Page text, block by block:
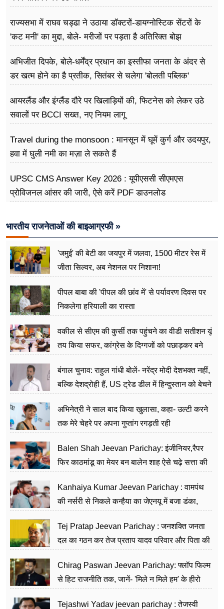
राज्यसभा में राघव चड्ढा ने उठाया डॉक्टरों-डायग्नोस्टिक सेंटरों के
'कट मनी' का मुद्दा, बोले- मरीजों पर पड़ता है अ​तिरिक्त बोझ
अभिजीत दिपके, बोले-धर्मेंद्र प्रधान का इस्तीफा जनता के अंदर से
डर खत्म होने का है प्रतीक, सितंबर से चलेगा 'बोलती पब्लिक'
आयरलैंड और इंग्लैंड दौरे पर खिलाड़ियों की, फिटनेस को लेकर उठे
सवालों पर BCCI सख्त, नए नियम लागू
Travel during the monsoon : मानसून में घूमें कुर्ग और उदयपुर,
हवा में घुली नमी का मज़ा ले सकते हैं
UPSC CMS Answer Key 2026 : यूपीएससी सीएमएस
प्रोविजनल आंसर की जारी, ऐसे करें PDF डाउनलोड
भारतीय राजनेताओं की बाइआग्रफी »
'जमुई' की बेटी का जयपुर में जलवा, 1500 मीटर रेस में
जीता सिल्वर, अब नेशनल पर निशाना!
पीपल बाबा की 'पीपल की छांव में' से पर्यावरण दिवस पर
निकलेगा हरियाली का रास्ता
वकील से सीएम की कुर्सी तक पहुंचने का वीडी सतीशन यूं
तय किया सफर, कांग्रेस के दिग्गजों को पछाड़कर बने
बंगाल चुनाव: राहुल गांधी बोलें- नरेंद्र मोदी देशभक्त नहीं,
बल्कि देशद्रोही हैं, US ट्रेड डील में हिन्दुस्तान को बेचने
अभिनेत्री ने साल बाद किया खुलासा, कहा- उल्टी करने
तक मेरे चेहरे पर अपना गुप्तांग रगड़ती रही
Balen Shah Jeevan Parichay: इंजीनियर,रैपर
फिर काठमांडू का मेयर बन बालेन शाह ऐसे चढ़े सत्ता की
Kanhaiya Kumar Jeevan Parichay : वामपंथ
की नर्सरी से निकले कन्हैया का जेएनयू में बजा डंका,
Tej Pratap Jeevan Parichay : जनशक्ति जनता
दल का गठन कर तेज प्रताप यादव परिवार और पिता की
Chirag Paswan Jeevan Parichay: फ्लॉप फिल्म
से हिट राजनीति तक, जानें- 'मिले न मिले हम' के हीरो
Tejashwi Yadav jeevan parichay : तेजस्वी